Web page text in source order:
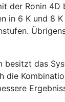
der Ronin
6 K und 8
das
die